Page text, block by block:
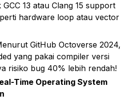
13 atau Clang 15 support
hardware loop atau vector
GitHub Octoverse 2024,
yang pakai compiler versi
risiko bug 40% lebih rendah!
Time Operating System